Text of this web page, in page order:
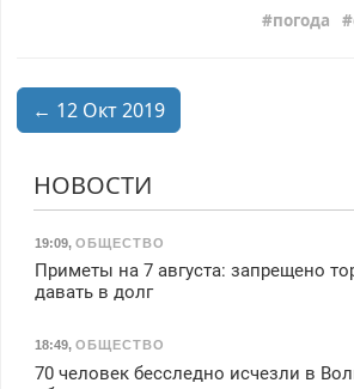
погода
← 12 Окт 2019
НОВОСТИ
19:09, ОБЩЕСТВО
Приметы на 7 августа: запрещено
давать в долг
18:49, ОБЩЕСТВО
70 человек бесследно исчезли в